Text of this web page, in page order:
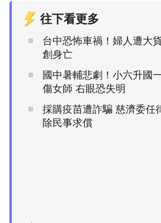
往下看更多
台中恐怖車禍！婦人遭大
創身亡
國中暑輔悲劇！小六升國
傷女師 右眼恐失明
採購疫苗遭詐騙 慈濟委任
除民事求償